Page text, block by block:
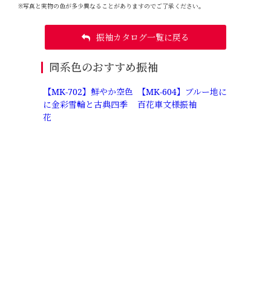
※写真と実物の色が多少異なることがありますのでご了承ください。
振袖カタログ一覧に戻る
同系色のおすすめ振袖
【MK-702】鮮やか空色
に金彩雪輪と古典四季
花
【MK-604】ブルー地に
百花車文様振袖